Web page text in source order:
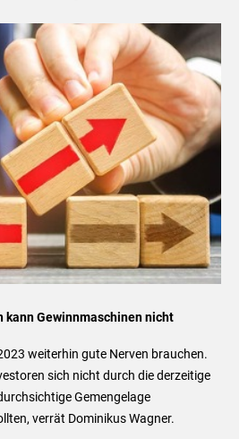
kann Gewinnmaschinen nicht
weiterhin gute Nerven brauchen.
sich nicht durch die derzeitige
Gemengelage
verrät Dominikus Wagner.